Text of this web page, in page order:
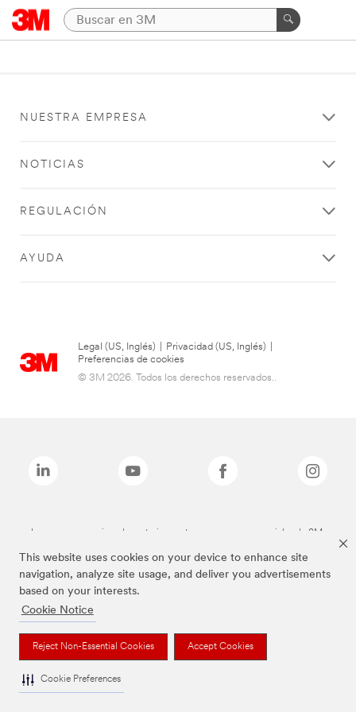
This website uses cookies on your device to enhance site
navigation, analyze site usage, and deliver you advertisements
based on your interests.
Cookie Notice
Reject Non-Essential Cookies Accept Cookies
Cookie Preferences
NUESTRA EMPRESA
NOTICIAS
REGULACIÓN
AYUDA
Legal (US, Inglés) Privacidad (US, Inglés)
Preferencias de cookies
© 3M 2026. Todos los derechos reservados..
Las marcas mencionadas anteriormente son marcas comerciales de 3M.